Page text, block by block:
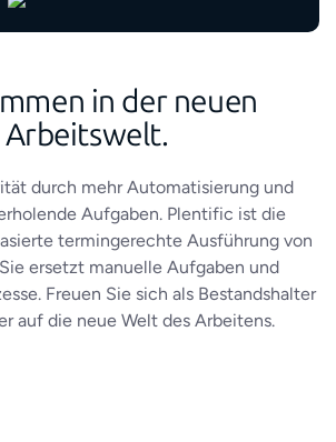
in der neuen
Arbeitswelt.
durch mehr Automatisierung und
Aufgaben. Plentific ist die
termingerechte Ausführung von
ersetzt manuelle Aufgaben und
Freuen Sie sich als Bestandshalter
auf die neue Welt des Arbeitens.